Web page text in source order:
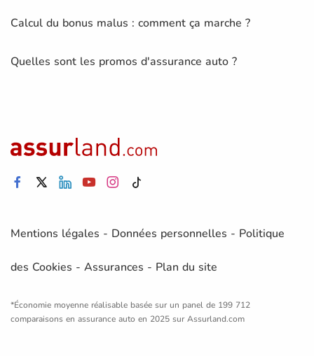
Calcul du bonus malus : comment ça marche ?
Quelles sont les promos d'assurance auto ?
Mentions légales - Données personnelles - Politique
des Cookies - Assurances - Plan du site
*Économie moyenne réalisable basée sur un panel de 199 712
comparaisons en assurance auto en 2025 sur Assurland.com